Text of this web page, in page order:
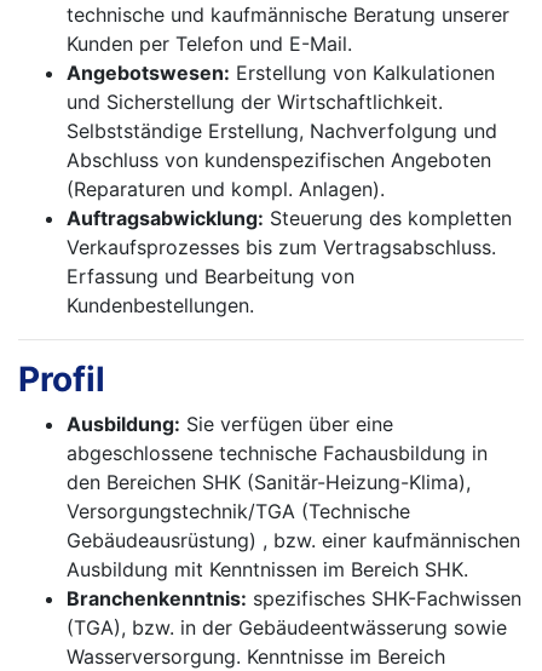
technische und kaufmännische Beratung unserer
Kunden per Telefon und E-Mail.
Angebotswesen: Erstellung von Kalkulationen
und Sicherstellung der Wirtschaftlichkeit.
Selbstständige Erstellung, Nachverfolgung und
Abschluss von kundenspezifischen Angeboten
(Reparaturen und kompl. Anlagen).
Auftragsabwicklung: Steuerung des kompletten
Verkaufsprozesses bis zum Vertragsabschluss.
Erfassung und Bearbeitung von
Kundenbestellungen.
Profil
Ausbildung: Sie verfügen über eine
abgeschlossene technische Fachausbildung in
den Bereichen SHK (Sanitär-Heizung-Klima),
Versorgungstechnik/TGA (Technische
Gebäudeausrüstung) , bzw. einer kaufmännischen
Ausbildung mit Kenntnissen im Bereich SHK.
Branchenkenntnis: spezifisches SHK-Fachwissen
(TGA), bzw. in der Gebäudeentwässerung sowie
Wasserversorgung. Kenntnisse im Bereich